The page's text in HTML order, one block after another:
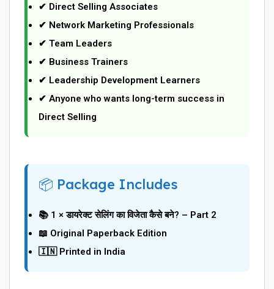
✔ Direct Selling Associates
✔ Network Marketing Professionals
✔ Team Leaders
✔ Business Trainers
✔ Leadership Development Learners
✔ Anyone who wants long-term success in
Direct Selling
📦 Package Includes
📚 1 × डायरेक्ट सेलिंग का विजेता कैसे बने? – Part 2
📖 Original Paperback Edition
🇮🇳 Printed in India